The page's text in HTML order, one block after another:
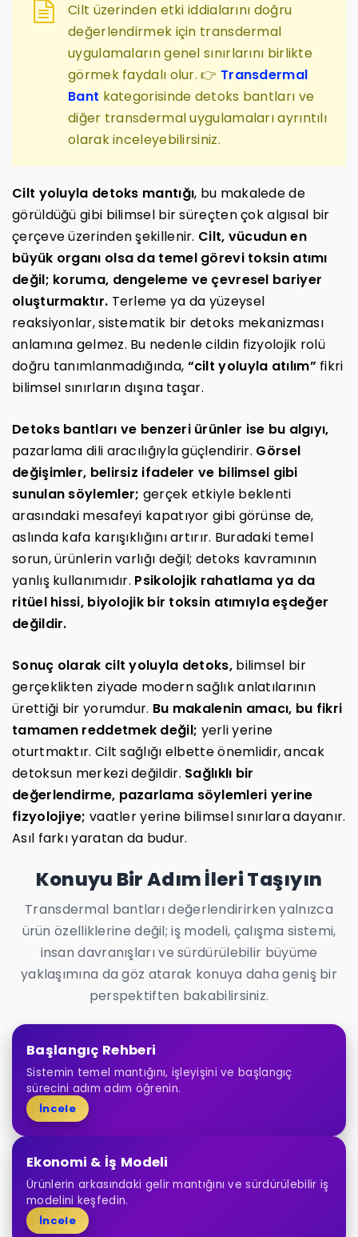
Cilt üzerinden etki iddialarını doğru
değerlendirmek için transdermal
uygulamaların genel sınırlarını birlikte
görmek faydalı olur. 👉 Transdermal
Bant kategorisinde detoks bantları ve
diğer transdermal uygulamaları ayrıntılı
olarak inceleyebilirsiniz.
Cilt yoluyla detoks mantığı, bu makalede de
görüldüğü gibi bilimsel bir süreçten çok algısal bir
çerçeve üzerinden şekillenir. Cilt, vücudun en
büyük organı olsa da temel görevi toksin atımı
değil; koruma, dengeleme ve çevresel bariyer
oluşturmaktır. Terleme ya da yüzeysel
reaksiyonlar, sistematik bir detoks mekanizması
anlamına gelmez. Bu nedenle cildin fizyolojik rolü
doğru tanımlanmadığında, “cilt yoluyla atılım” fikri
bilimsel sınırların dışına taşar.
Detoks bantları ve benzeri ürünler ise bu algıyı,
pazarlama dili aracılığıyla güçlendirir. Görsel
değişimler, belirsiz ifadeler ve bilimsel gibi
sunulan söylemler; gerçek etkiyle beklenti
arasındaki mesafeyi kapatıyor gibi görünse de,
aslında kafa karışıklığını artırır. Buradaki temel
sorun, ürünlerin varlığı değil; detoks kavramının
yanlış kullanımıdır. Psikolojik rahatlama ya da
ritüel hissi, biyolojik bir toksin atımıyla eşdeğer
değildir.
Sonuç olarak cilt yoluyla detoks,bilimsel bir
gerçeklikten ziyade modern sağlık anlatılarının
ürettiği bir yorumdur. Bu makalenin amacı, bu fikri
tamamen reddetmek değil; yerli yerine
oturtmaktır. Cilt sağlığı elbette önemlidir, ancak
detoksun merkezi değildir. Sağlıklı bir
değerlendirme, pazarlama söylemleri yerine
fizyolojiye; vaatler yerine bilimsel sınırlara dayanır.
Asıl farkı yaratan da budur.
Konuyu Bir Adım İleri Taşıyın
Transdermal bantları değerlendirirken yalnızca
ürün özelliklerine değil; iş modeli, çalışma sistemi,
insan davranışları ve sürdürülebilir büyüme
yaklaşımına da göz atarak konuya daha geniş bir
perspektiften bakabilirsiniz.
Başlangıç Rehberi
Sistemin temel mantığını, işleyişini ve başlangıç
sürecini adım adım öğrenin.
İncele
Ekonomi & İş Modeli
Ürünlerin arkasındaki gelir mantığını ve sürdürülebilir iş
modelini keşfedin.
İncele